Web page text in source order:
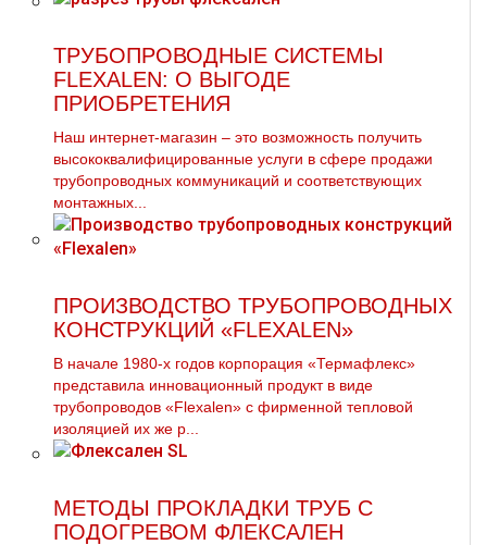
ТРУБОПРОВОДНЫЕ СИСТЕМЫ
FLEXALEN: О ВЫГОДЕ
ПРИОБРЕТЕНИЯ
Наш интернет-магазин – это возможность получить
высококвалифицированные услуги в сфере продажи
трубопроводных коммуникаций и соответствующих
монтажных...
ПРОИЗВОДСТВО ТРУБОПРОВОДНЫХ
КОНСТРУКЦИЙ «FLEXALEN»
В начале 1980-х годов корпорация «Термафлекс»
представила инновационный продукт в виде
трубопроводов «Flexalen» с фирменной тепловой
изоляцией их же р...
МЕТОДЫ ПРОКЛАДКИ ТРУБ С
ПОДОГРЕВОМ ФЛЕКСАЛЕН